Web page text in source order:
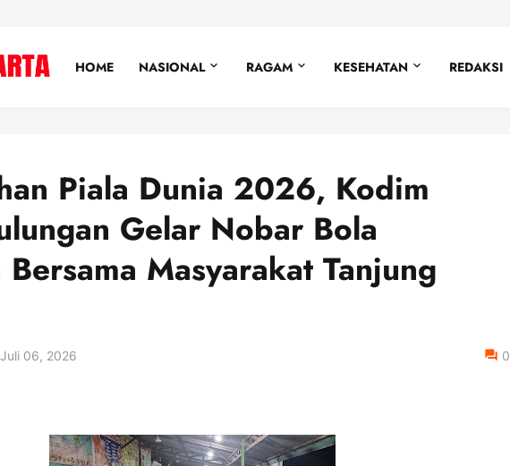
HOME NASIONAL RAGAM KESEHATAN REDAKSI
Piala Dunia 2026, Kodim
Gelar Nobar Bola
Masyarakat Tanjung
Juli 06, 2026 0